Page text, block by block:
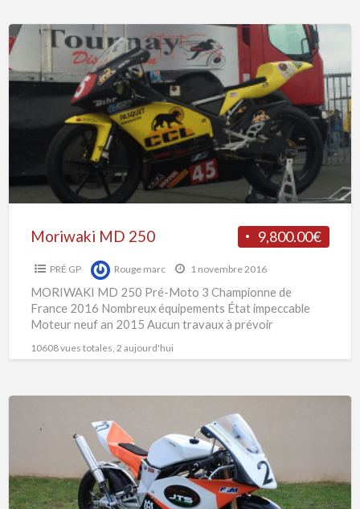
Moriwaki
MD
250
9,800.00€
Moriwaki MD 250
PRÉ GP Rouge marc 1 novembre 2016
MORIWAKI MD 250 Pré-Moto 3 Championne de
France 2016 Nombreux équipements État impeccable
Moteur neuf an 2015 Aucun travaux à prévoir
10608 vues totales, 2 aujourd'hui
PreGP